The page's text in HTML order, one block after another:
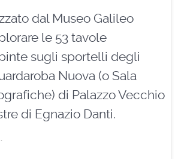
dal Museo Galileo
le 53 tavole
sugli sportelli degli
Nuova (o Sala
di Palazzo Vecchio
di Egnazio Danti.